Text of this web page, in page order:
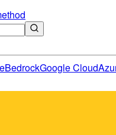
BedrockGoogle Cloud